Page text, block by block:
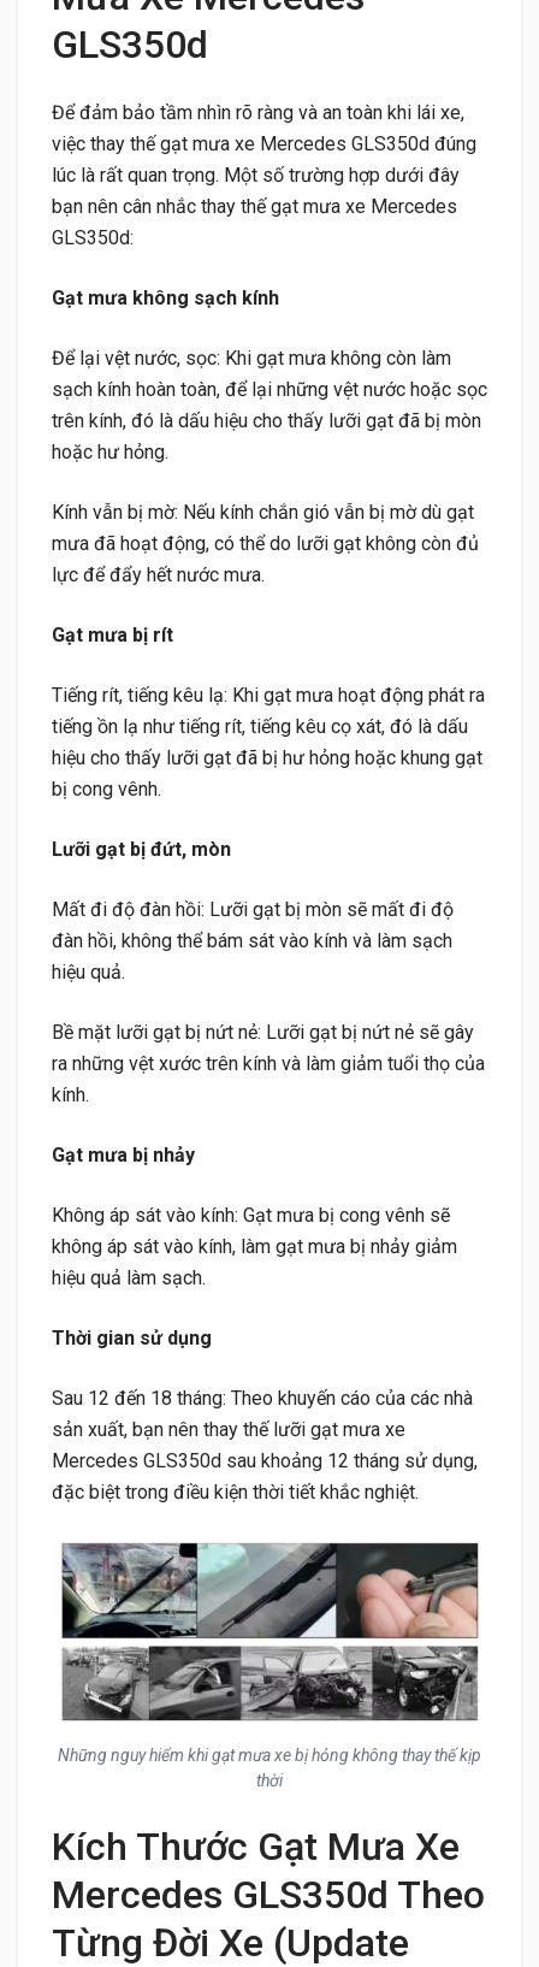
GLS350d
Để đảm bảo tầm nhìn rõ ràng và an toàn khi lái xe,
việc thay thế gạt mưa xe Mercedes GLS350d đúng
lúc là rất quan trọng. Một số trường hợp dưới đây
bạn nên cân nhắc thay thế gạt mưa xe Mercedes
GLS350d:
Gạt mưa không sạch kính
Để lại vệt nước, sọc: Khi gạt mưa không còn làm
sạch kính hoàn toàn, để lại những vệt nước hoặc sọc
trên kính, đó là dấu hiệu cho thấy lưỡi gạt đã bị mòn
hoặc hư hỏng.
Kính vẫn bị mờ: Nếu kính chắn gió vẫn bị mờ dù gạt
mưa đã hoạt động, có thể do lưỡi gạt không còn đủ
lực để đẩy hết nước mưa.
Gạt mưa bị rít
Tiếng rít, tiếng kêu lạ: Khi gạt mưa hoạt động phát ra
tiếng ồn lạ như tiếng rít, tiếng kêu cọ xát, đó là dấu
hiệu cho thấy lưỡi gạt đã bị hư hỏng hoặc khung gạt
bị cong vênh.
Lưỡi gạt bị đứt, mòn
Mất đi độ đàn hồi: Lưỡi gạt bị mòn sẽ mất đi độ
đàn hồi, không thể bám sát vào kính và làm sạch
hiệu quả.
Bề mặt lưỡi gạt bị nứt nẻ: Lưỡi gạt bị nứt nẻ sẽ gây
ra những vệt xước trên kính và làm giảm tuổi thọ của
kính.
Gạt mưa bị nhảy
Không áp sát vào kính: Gạt mưa bị cong vênh sẽ
không áp sát vào kính, làm gạt mưa bị nhảy giảm
hiệu quả làm sạch.
Thời gian sử dụng
Sau 12 đến 18 tháng: Theo khuyến cáo của các nhà
sản xuất, bạn nên thay thế lưỡi gạt mưa xe
Mercedes GLS350d sau khoảng 12 tháng sử dụng,
đặc biệt trong điều kiện thời tiết khắc nghiệt.
Những nguy hiểm khi gạt mưa xe bị hỏng không thay thế kịp
thời
Kích Thước Gạt Mưa Xe
Mercedes GLS350d Theo
Từng Đời Xe (Update